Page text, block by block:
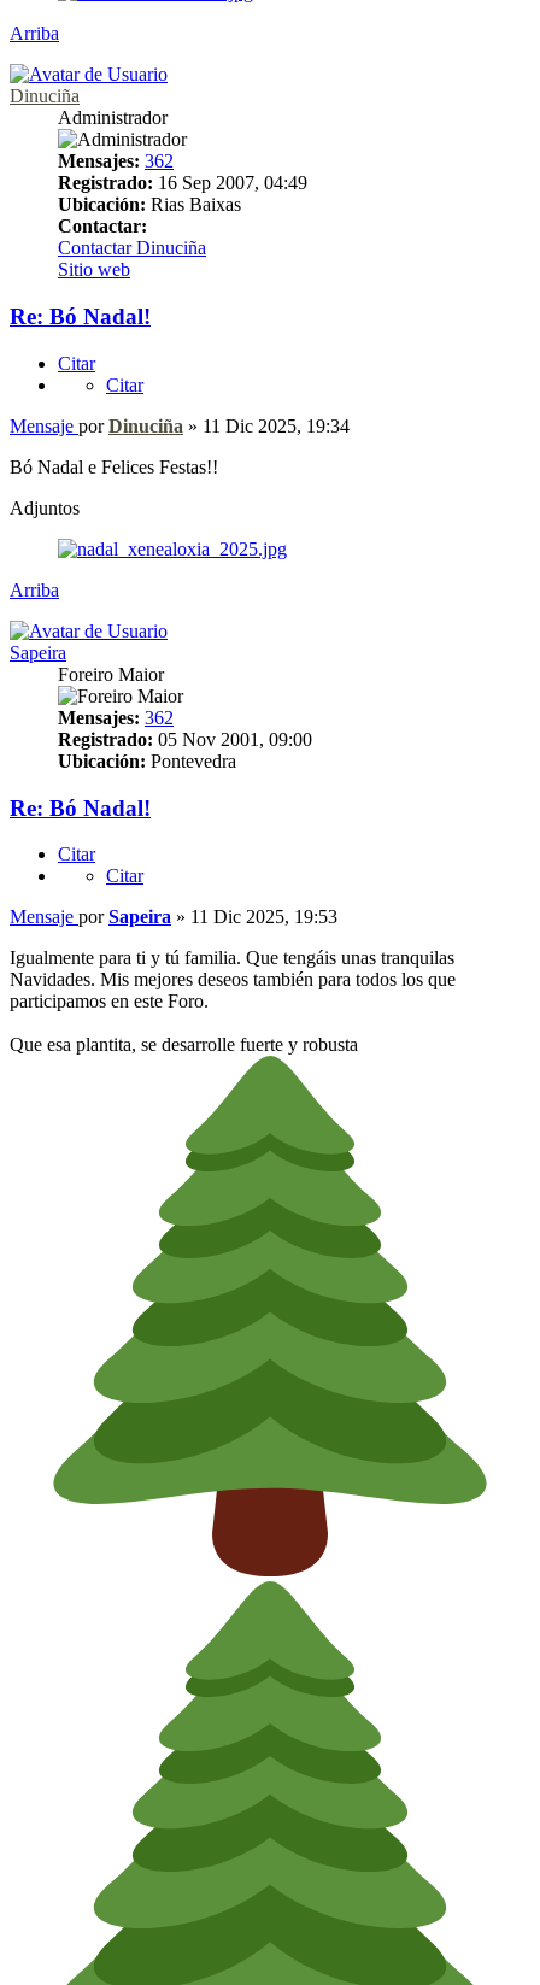
Arriba
Dinuciña
Administrador
Mensajes: 362
Registrado: 16 Sep 2007, 04:49
Ubicación: Rias Baixas
Contactar:
Contactar Dinuciña
Sitio web
Re: Bó Nadal!
Citar
Citar
Mensaje porDinuciña » 11 Dic 2025, 19:34
Bó Nadal e Felices Festas!!
Adjuntos
Arriba
Sapeira
Foreiro Maior
Mensajes: 362
Registrado: 05 Nov 2001, 09:00
Ubicación: Pontevedra
Re: Bó Nadal!
Citar
Citar
Mensaje porSapeira » 11 Dic 2025, 19:53
Igualmente para ti y tú familia. Que tengáis unas tranquilas
Navidades. Mis mejores deseos también para todos los que
participamos en este Foro.
Que esa plantita, se desarrolle fuerte y robusta